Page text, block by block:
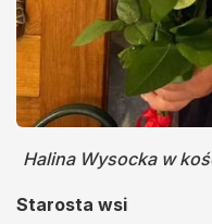
Halina Wysocka w
Starosta wsi